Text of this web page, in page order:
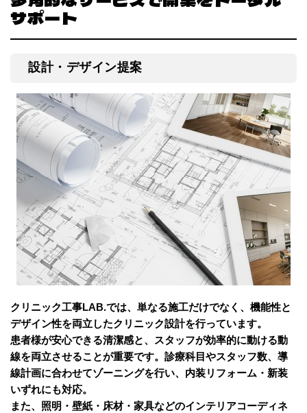
サポート
設計・デザイン提案
クリニック工事LAB.では、単なる施工だけでなく、機能性と
デザイン性を両立したクリニック設計を行っています。
患者様が安心できる清潔感と、スタッフが効率的に動ける動
線を両立させることが重要です。診療科目やスタッフ数、導
線計画に合わせてゾーニングを行い、内装リフォーム・新装
いずれにも対応。
また、照明・壁紙・床材・家具などのインテリアコーディネ